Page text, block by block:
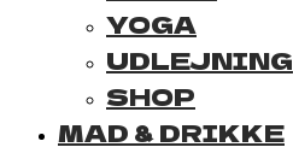
YOGA
UDLEJNING
SHOP
MAD & DRIKKE